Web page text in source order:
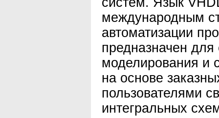
международным
автоматизации
предназначен
моделирования и
на основе
пользователями
интегральных